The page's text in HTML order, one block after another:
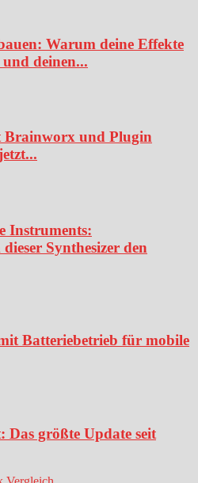
Warum deine Effekte
deinen...
und Plugin
Instruments:
Synthesizer den
Batteriebetrieb für mobile
Das größte Update seit